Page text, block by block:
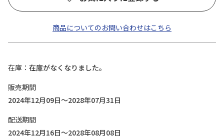
商品についてのお問い合わせはこちら
在庫
在庫がなくなりました。
販売期間
2024年12月09日～2028年07月31日
配送期間
2024年12月16日～2028年08月08日